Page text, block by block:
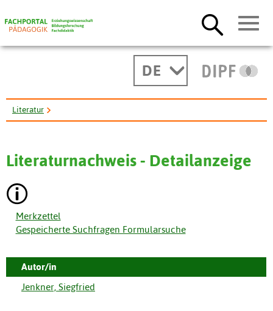
DE
Literatur
Literaturnachweis - Detailanzeige
Merkzettel
Gespeicherte Suchfragen Formularsuche
Autor/in
Jenkner, Siegfried